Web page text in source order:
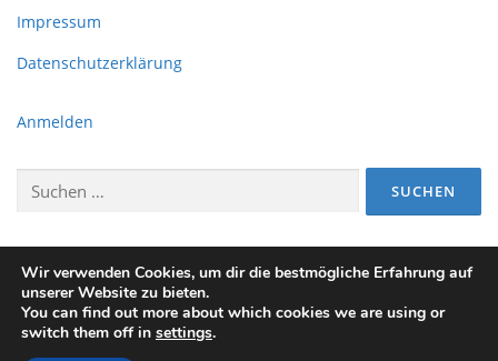
Impressum
Datenschutzerklärung
Anmelden
Suchen
Copyright © 2026 Wiehengebirgsschule
Wir verwenden Cookies, um dir die bestmögliche Erfahrung auf
unserer Website zu bieten.
You can find out more about which cookies we are using or
switch them off in settings.